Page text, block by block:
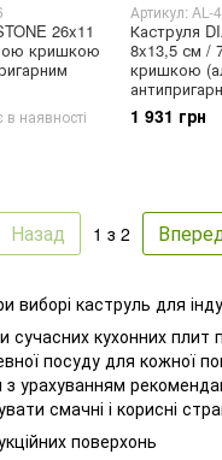
26x11
кришкою
наявності
Артикул: AL-
Каструля
8x13,5 см /
кришкою
1 931 грн
Назад 1 з 2
виборі каструль для
сучасних кухонних плит
посуду для кожної
урахуванням
смачні і корисні
поверхонь